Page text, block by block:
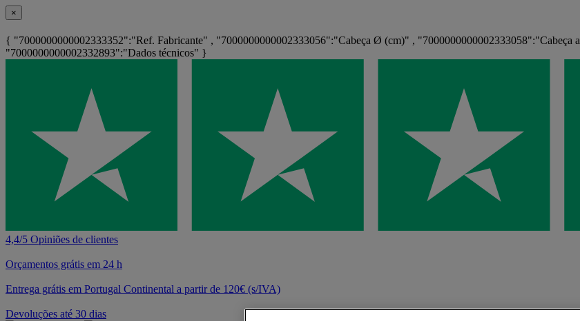
×
{ "7000000000002333352":"Ref. Fabricante" , "7000000000002333056":"Cabeça Ø (cm)" ,
"7000000000002332893":"Dados técnicos" }
4,4/5 Opiniões de clientes
Orçamentos grátis em 24 h
Entrega grátis em Portugal Continental a partir de 120€ (s/IVA)
Devoluções até 30 dias